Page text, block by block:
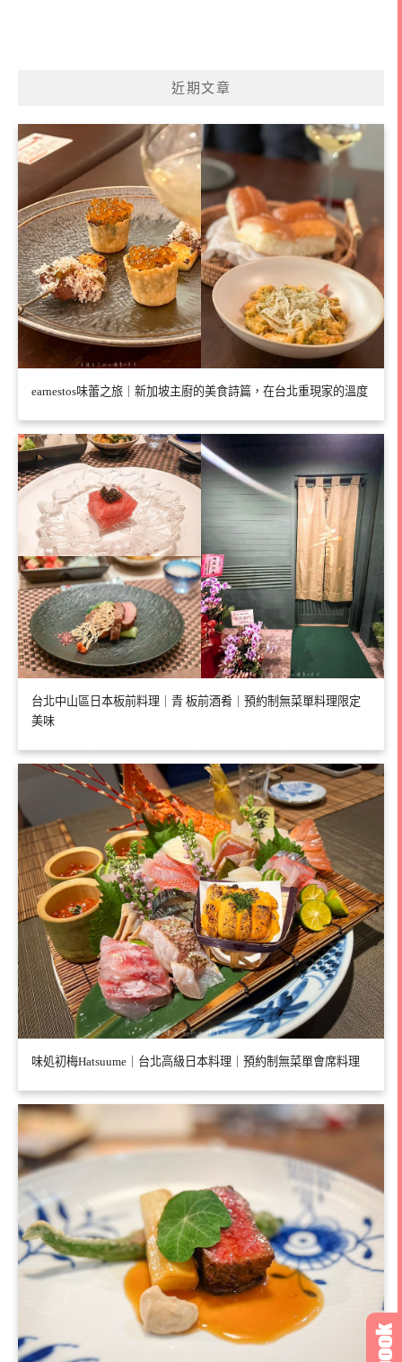
近期文章
earnestos味蕾之旅｜新加坡主廚的美食詩篇，在台北重現家的溫度
台北中山區日本板前料理｜青 板前酒肴｜預約制無菜單料理限定
美味
味処初梅Hatsuume｜台北高級日本料理｜預約制無菜單會席料理